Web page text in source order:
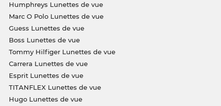
Humphreys Lunettes de vue
Marc O Polo Lunettes de vue
Guess Lunettes de vue
Boss Lunettes de vue
Tommy Hilfiger Lunettes de vue
Carrera Lunettes de vue
Esprit Lunettes de vue
TITANFLEX Lunettes de vue
Hugo Lunettes de vue